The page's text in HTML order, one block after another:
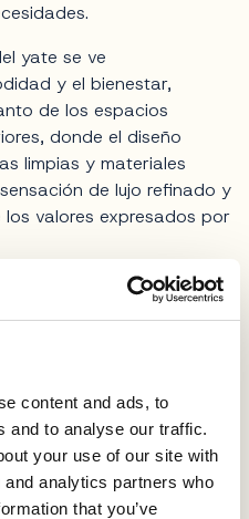
content and ads, to
and to analyse our traffic.
your use of our site with
analytics partners who
that you’ve
yate se ve
y el bienestar,
de los espacios
donde el diseño
limpias y materiales
de lujo refinado y
valores expresados por